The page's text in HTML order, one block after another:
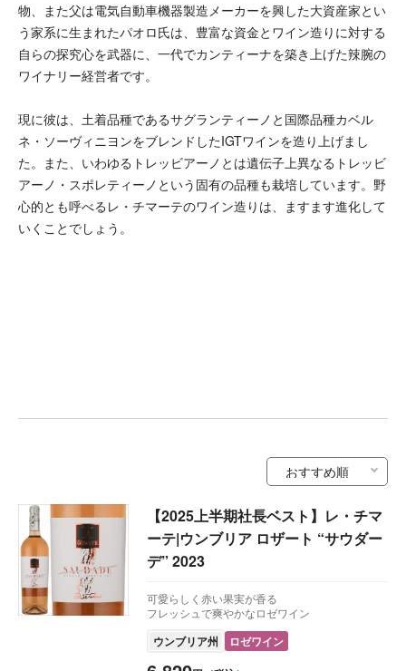
物、また父は電気自動車機器製造メーカーを興した大資産家とい
う家系に生まれたパオロ氏は、豊富な資金とワイン造りに対する
自らの探究心を武器に、一代でカンティーナを築き上げた辣腕の
ワイナリー経営者です。
現に彼は、土着品種であるサグランティーノと国際品種カベル
ネ・ソーヴィニヨンをブレンドしたIGTワインを造り上げまし
た。また、いわゆるトレッビアーノとは遺伝子上異なるトレッビ
アーノ・スポレティーノという固有の品種も栽培しています。野
心的とも呼べるレ・チマーテのワイン造りは、ますます進化して
いくことでしょう。
【2025上半期社長ベスト】レ・チマ
ーテ|ウンブリア ロザート “サウダー
デ” 2023
可愛らしく赤い果実が香る
フレッシュで爽やかなロゼワイン
ウンブリア州 ロゼワイン